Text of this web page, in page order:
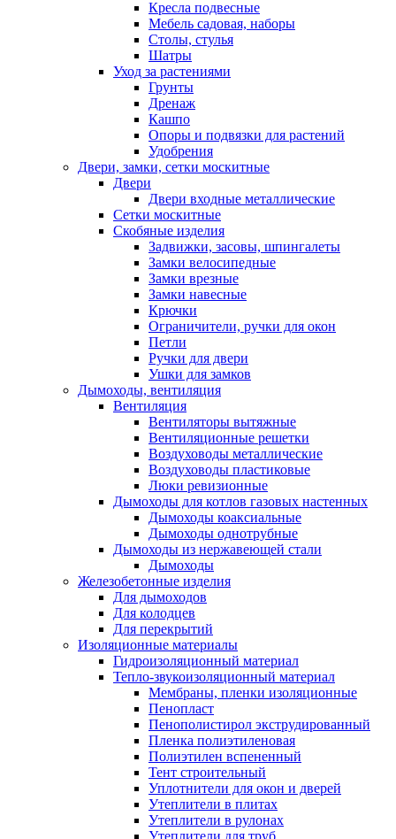
Кресла подвесные
Мебель садовая, наборы
Столы, стулья
Шатры
Уход за растениями
Грунты
Дренаж
Кашпо
Опоры и подвязки для растений
Удобрения
Двери, замки, сетки москитные
Двери
Двери входные металлические
Сетки москитные
Скобяные изделия
Задвижки, засовы, шпингалеты
Замки велосипедные
Замки врезные
Замки навесные
Крючки
Ограничители, ручки для окон
Петли
Ручки для двери
Ушки для замков
Дымоходы, вентиляция
Вентиляция
Вентиляторы вытяжные
Вентиляционные решетки
Воздуховоды металлические
Воздуховоды пластиковые
Люки ревизионные
Дымоходы для котлов газовых настенных
Дымоходы коаксиальные
Дымоходы однотрубные
Дымоходы из нержавеющей стали
Дымоходы
Железобетонные изделия
Для дымоходов
Для колодцев
Для перекрытий
Изоляционные материалы
Гидроизоляционный материал
Тепло-звукоизоляционный материал
Мембраны, пленки изоляционные
Пенопласт
Пенополистирол экструдированный
Пленка полиэтиленовая
Полиэтилен вспененный
Тент строительный
Уплотнители для окон и дверей
Утеплители в плитах
Утеплители в рулонах
Утеплители для труб